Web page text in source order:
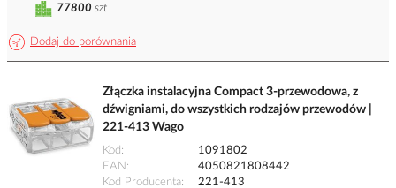
Dodaj do porównania
77800 szt
Złączka instalacyjna Compact 3-przewodowa, z
dźwigniami, do wszystkich rodzajów przewodów |
221-413 Wago
Kod
1091802
EAN
4050821808442
Kod Producenta
221-413